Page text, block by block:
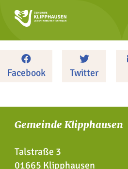
Facebook Twitter
Gemeinde Klipphausen
Talstraße 3
01665 Klipphausen